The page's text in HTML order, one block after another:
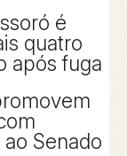
é
quatro
após fuga
Senado